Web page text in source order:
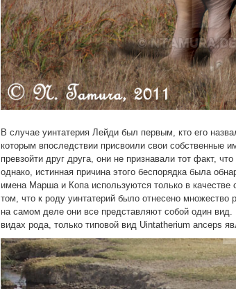
В случае уинтатерия Лейди был первым, кто его
которым впоследствии присвоили свои
превзойти друг друга, они не признавали тот факт,
однако, истинная причина этого беспорядка была
имена Марша и Копа используются только в
том, что к роду уинтатерий было отнесено
на самом деле они все представляют собой один
видах рода, только типовой вид Uintatherium‭ ‬anceps